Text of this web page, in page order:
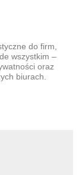
do firm,
wszystkim –
oraz
biurach.